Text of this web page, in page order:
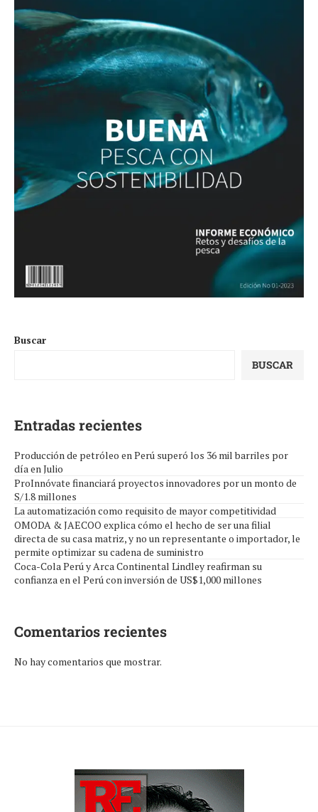
Buscar
BUSCAR
Entradas recientes
Producción de petróleo en Perú superó los 36 mil barriles por
día en Julio
ProInnóvate financiará proyectos innovadores por un monto de
S/1.8 millones
La automatización como requisito de mayor competitividad
OMODA & JAECOO explica cómo el hecho de ser una filial
directa de su casa matriz, y no un representante o importador, le
permite optimizar su cadena de suministro
Coca-Cola Perú y Arca Continental Lindley reafirman su
confianza en el Perú con inversión de US$1,000 millones
Comentarios recientes
No hay comentarios que mostrar.